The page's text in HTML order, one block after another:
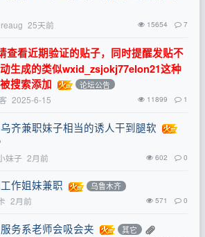
reaug 25天前 15654 7
查看近期验证的贴子，同时提醒发贴不
生成的类似wxid_zsjokj77elon21这种
搜索添加
论坛公告
2025-6-15 11899 1
齐兼职妹子相当的诱人干到腿软
妹子 2月前 602 0
作姐妹兼职 乌鲁木齐
2月前 571 0
务系老师会吸会夹 其它